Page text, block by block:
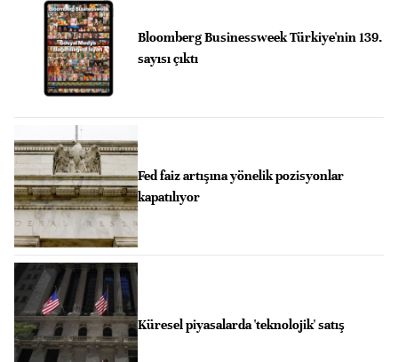
Bloomberg Businessweek Türkiye'nin 139.
sayısı çıktı
Fed faiz artışına yönelik pozisyonlar
kapatılıyor
Küresel piyasalarda 'teknolojik' satış